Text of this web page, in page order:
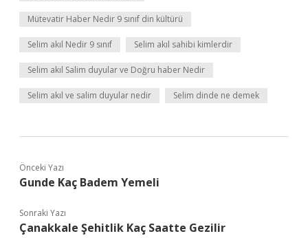
Mütevatir Haber Nedir 9 sınıf din kültürü
Selim akıl Nedir 9 sınıf Selim akıl sahibi kimlerdir
Selim akıl Salim duyular ve Doğru haber Nedir
Selim akıl ve salim duyular nedir Selim dinde ne demek
Önceki Yazı
Gunde Kaç Badem Yemeli
Sonraki Yazı
Çanakkale Şehitlik Kaç Saatte Gezilir